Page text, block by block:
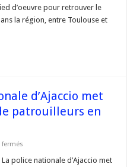
enquêteurs
déployés
pour
d’oeuvre pour retrouver le
la région, entre Toulouse et
d’Ajaccio met
patrouilleurs en
–
police nationale d’Ajaccio met